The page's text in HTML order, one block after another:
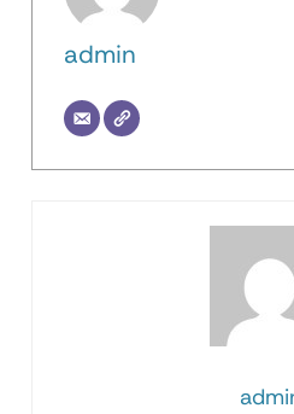
admin